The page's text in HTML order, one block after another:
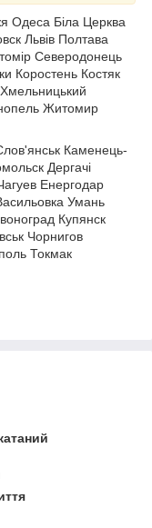
Одеса Біла Церква
Львів Полтава
Северодонець
Коростень Костяк
Житомир
Каменець-
Дергачі
Енергодар
Умань
Купянск
Чорнигов
Токмак